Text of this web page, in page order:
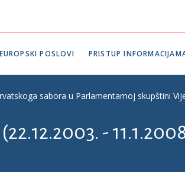
EUROPSKI POSLOVI PRISTUP
sabora u Parlamentarnoj skupštini
-